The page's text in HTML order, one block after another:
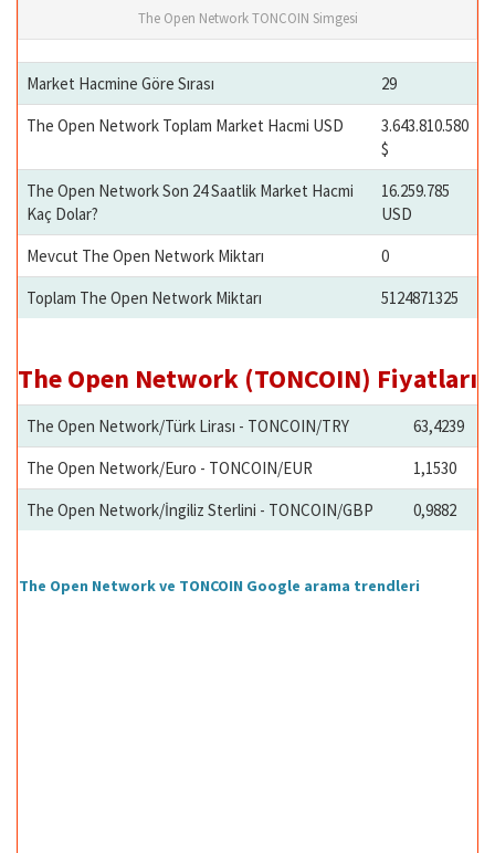
The Open Network TONCOIN Simgesi
Market Hacmine Göre Sırası
29
The Open Network Toplam Market Hacmi USD
3.643.810.580
$
The Open Network Son 24 Saatlik Market Hacmi
Kaç Dolar?
16.259.785
USD
Mevcut The Open Network Miktarı
0
Toplam The Open Network Miktarı
5124871325
The Open Network (TONCOIN) Fiyatları
The Open Network/Türk Lirası - TONCOIN/TRY
63,4239
The Open Network/Euro - TONCOIN/EUR
1,1530
The Open Network/İngiliz Sterlini - TONCOIN/GBP
0,9882
The Open Network ve TONCOIN Google arama trendleri